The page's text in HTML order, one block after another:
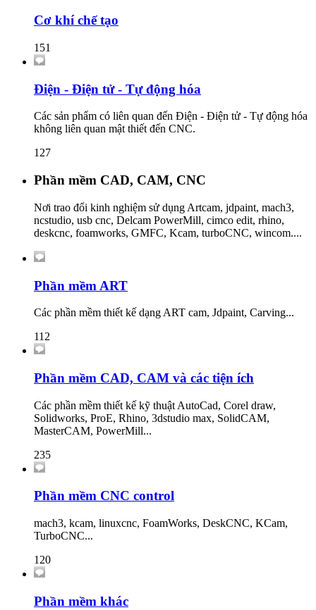
Cơ khí chế tạo
151
Điện - Điện tử - Tự động hóa
Các sản phẩm có liên quan đến Điện - Điện tử - Tự động hóa
không liên quan mật thiết đến CNC.
127
Phần mềm CAD, CAM, CNC
Nơi trao đổi kinh nghiệm sử dụng Artcam, jdpaint, mach3,
ncstudio, usb cnc, Delcam PowerMill, cimco edit, rhino,
deskcnc, foamworks, GMFC, Kcam, turboCNC, wincom....
Phần mềm ART
Các phần mềm thiết kế dạng ART cam, Jdpaint, Carving...
112
Phần mềm CAD, CAM và các tiện ích
Các phần mềm thiết kế kỹ thuật AutoCad, Corel draw,
Solidworks, ProE, Rhino, 3dstudio max, SolidCAM,
MasterCAM, PowerMill...
235
Phần mềm CNC control
mach3, kcam, linuxcnc, FoamWorks, DeskCNC, KCam,
TurboCNC...
120
Phần mềm khác